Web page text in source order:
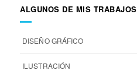
ALGUNOS DE MIS TRABAJOS
DISEÑO GRÁFICO
ILUSTRACIÓN